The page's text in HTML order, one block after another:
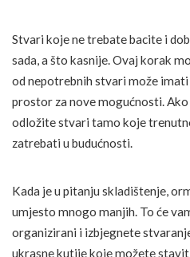
Stvari koje ne trebate bacite i
sada, a što kasnije. Ovaj korak
od nepotrebnih stvari može
prostor za nove mogućnosti.
odložite stvari tamo koje
zatrebati u budućnosti.
Kada je u pitanju skladištenje,
umjesto mnogo manjih. To će
organizirani i izbjegnete
ukrasne kutije koje možete